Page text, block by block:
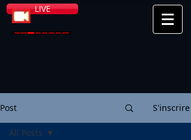
LIVE
Post S'inscrire
All Posts